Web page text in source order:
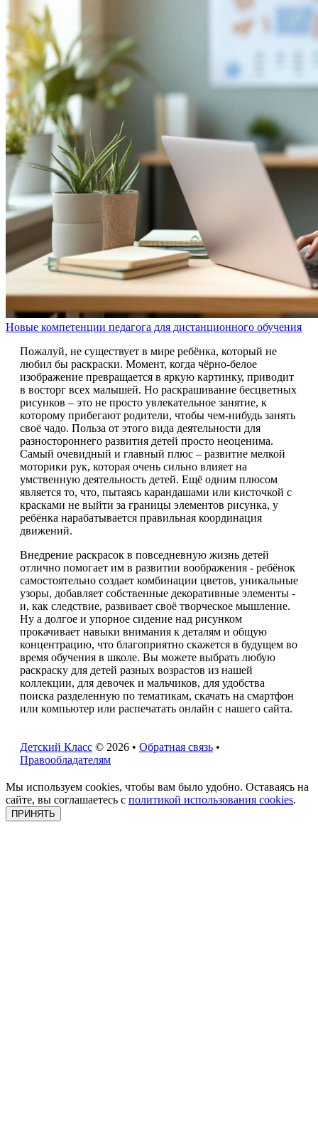
Новые компетенции педагога для дистанционного обучения
Пожалуй, не существует в мире ребёнка, который не
любил бы раскраски. Момент, когда чёрно-белое
изображение превращается в яркую картинку, приводит
в восторг всех малышей. Но раскрашивание бесцветных
рисунков – это не просто увлекательное занятие, к
которому прибегают родители, чтобы чем-нибудь занять
своё чадо. Польза от этого вида деятельности для
разностороннего развития детей просто неоценима.
Самый очевидный и главный плюс – развитие мелкой
моторики рук, которая очень сильно влияет на
умственную деятельность детей. Ещё одним плюсом
является то, что, пытаясь карандашами или кисточкой с
красками не выйти за границы элементов рисунка, у
ребёнка нарабатывается правильная координация
движений.
Внедрение раскрасок в повседневную жизнь детей
отлично помогает им в развитии воображения - ребёнок
самостоятельно создает комбинации цветов, уникальные
узоры, добавляет собственные декоративные элементы -
и, как следствие, развивает своё творческое мышление.
Ну а долгое и упорное сидение над рисунком
прокачивает навыки внимания к деталям и общую
концентрацию, что благоприятно скажется в будущем во
время обучения в школе. Вы можете выбрать любую
раскраску для детей разных возрастов из нашей
коллекции, для девочек и мальчиков, для удобства
поиска разделенную по тематикам, скачать на смартфон
или компьютер или распечатать онлайн с нашего сайта.
Детский Класс © 2026 • Обратная связь •
Правообладателям
Мы используем cookies, чтобы вам было удобно. Оставаясь на
сайте, вы соглашаетесь с политикой использования cookies.
ПРИНЯТЬ